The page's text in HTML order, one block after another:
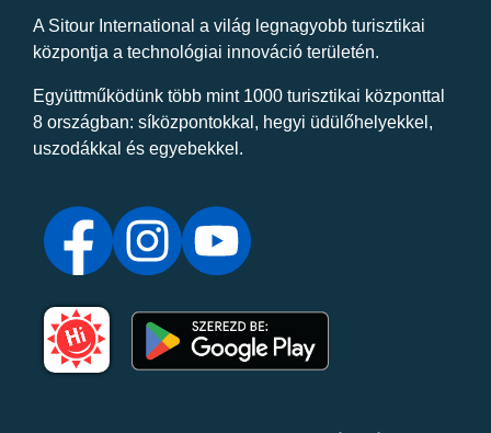
A Sitour International a világ legnagyobb turisztikai
központja a technológiai innováció területén.
Együttműködünk több mint 1000 turisztikai központtal
8 országban: síközpontokkal, hegyi üdülőhelyekkel,
uszodákkal és egyebekkel.